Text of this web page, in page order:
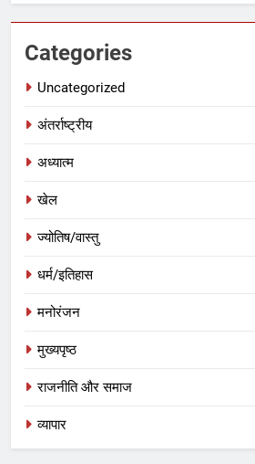
Categories
Uncategorized
अंतर्राष्ट्रीय
अध्यात्म
खेल
ज्योतिष/वास्तु
धर्म/इतिहास
मनोरंजन
मुख्यपृष्ठ
राजनीति और समाज
व्यापार